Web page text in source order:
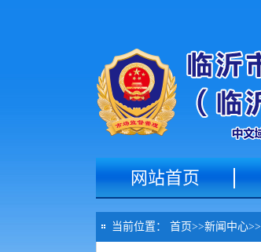
网站首页
当前位置： 首页>>新闻中心>>